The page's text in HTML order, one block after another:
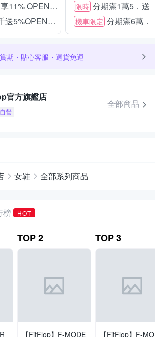
OPENPOINT
5%OPENPOINT
限時 分期滿1萬5．送
機車限定 分期滿6萬．
期・貼心客服・退貨免運
官方旗艦店
營
全部商品
女鞋 全部系列商品
榜 HOT
TOP2
【FitFlop】F-MODE
TOP3
【FitFlop】F-